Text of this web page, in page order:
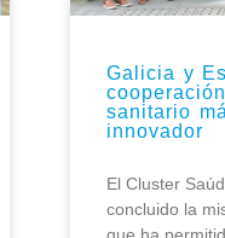
Galicia y
sanitario
innovador
El Cluster
concluido la
que ha